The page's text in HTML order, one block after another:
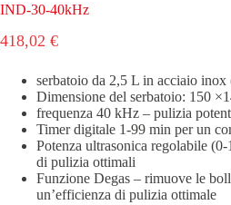
IND-30-40kHz
418,02 €
serbatoio da 2,5 L in acciaio inox
Dimensione del serbatoio: 150
frequenza 40 kHz – pulizia
Timer digitale 1-99 min per un
Potenza ultrasonica regolabile
di pulizia ottimali
Funzione Degas – rimuove le
un’efficienza di pulizia ottimale